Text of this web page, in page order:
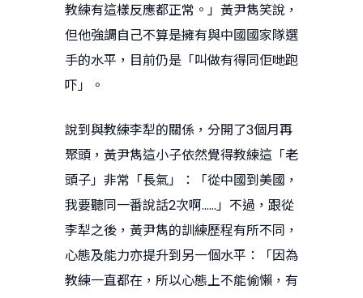
教練有這樣反應都正常。」黃尹雋笑說，
但他強調自己不算是擁有與中國國家隊選
手的水平，目前仍是「叫做有得同佢哋跑
吓」。
說到與教練李犁的關係，分開了3個月再
聚頭，黃尹雋這小子依然覺得教練這「老
頭子」非常「長氣」：「從中國到美國，
我要聽同一番說話2次啊……」不過，跟從
李犁之後，黃尹雋的訓練歷程有所不同，
心態及能力亦提升到另一個水平：「因為
教練一直都在，所以心態上不能偷懶，有